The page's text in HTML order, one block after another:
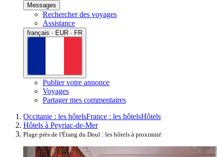
Messages
Rechercher des voyages
Assistance
français · EUR · FR
Publier votre annonce
Voyages
Partager mes commentaires
Occitanie : les hôtelsFrance : les hôtelsHôtels
Hôtels à Peyriac-de-Mer
Plage près de l'Étang du Doul : les hôtels à proximité